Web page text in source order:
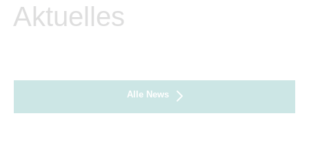
Aktuelles
Alle News